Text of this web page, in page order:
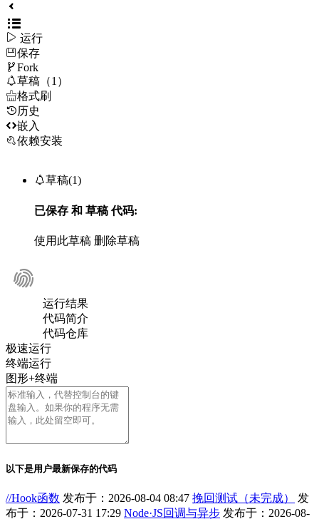
 运行
保存
Fork
草稿（1）
格式刷
历史
嵌入
依赖安装
草稿(1)
已保存 和 草稿代码:
使用此草稿 删除草稿
运行结果
代码简介
代码仓库
极速运行
终端运行
图形+终端
以下是用户最新保存的代码
//Hook函数 发布于：2026-08-04 08:47 挽回测试（未完成）
发
布于：2026-07-31 17:29 Node·JS回调与异步 发布于：2026-08-